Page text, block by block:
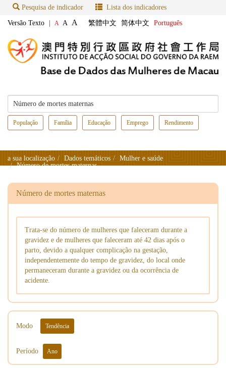
Pesquisa de indicador Lista dos indicadores
Versão Texto A A A 繁體中文 简体中文 Português
População Família Educação Emprego Rendimento
a sua localização Dados temáticos
Mulher e saúde
Número de mortes maternas
Número de mortes maternas
Trata-se do número de mulheres que faleceram durante a
gravidez e de mulheres que faleceram até 42 dias após o
parto, devido a qualquer complicação na gestação,
independentemente do tempo de gravidez, do local onde
permaneceram durante a gravidez ou da ocorrência de
acidente.
Modo Tendência
Período Ano